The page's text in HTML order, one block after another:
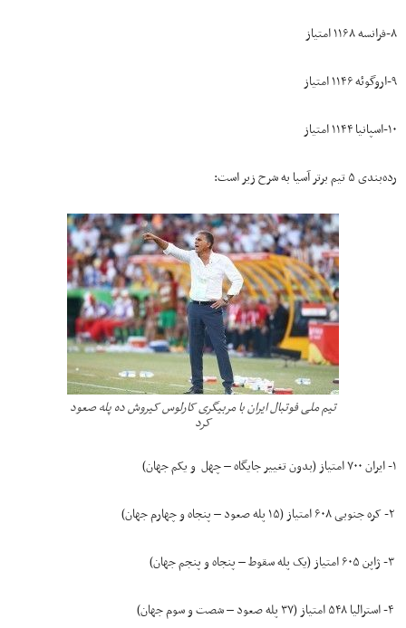
۸-فرانسه ۱۱۶۸ امتیاز
۹-اروگوئه ۱۱۴۶ امتیاز
۱۰-اسپانیا ۱۱۴۴ امتیاز
رده‌بندی ۵ تیم برتر آسیا به شرح زیر است:
تیم ملی فوتبال ایران با مربیگری کارلوس کیروش ده پله صعود
کرد
۱- ایران ۷۰۰ امتیاز (بدون تغییر جایگاه – چهل ‌ و یکم جهان)